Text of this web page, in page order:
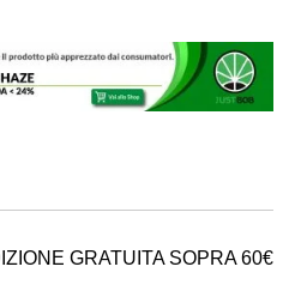
GRATUITA SOPRA 60€